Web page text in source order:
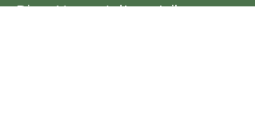
Diese Veranstaltung teilen